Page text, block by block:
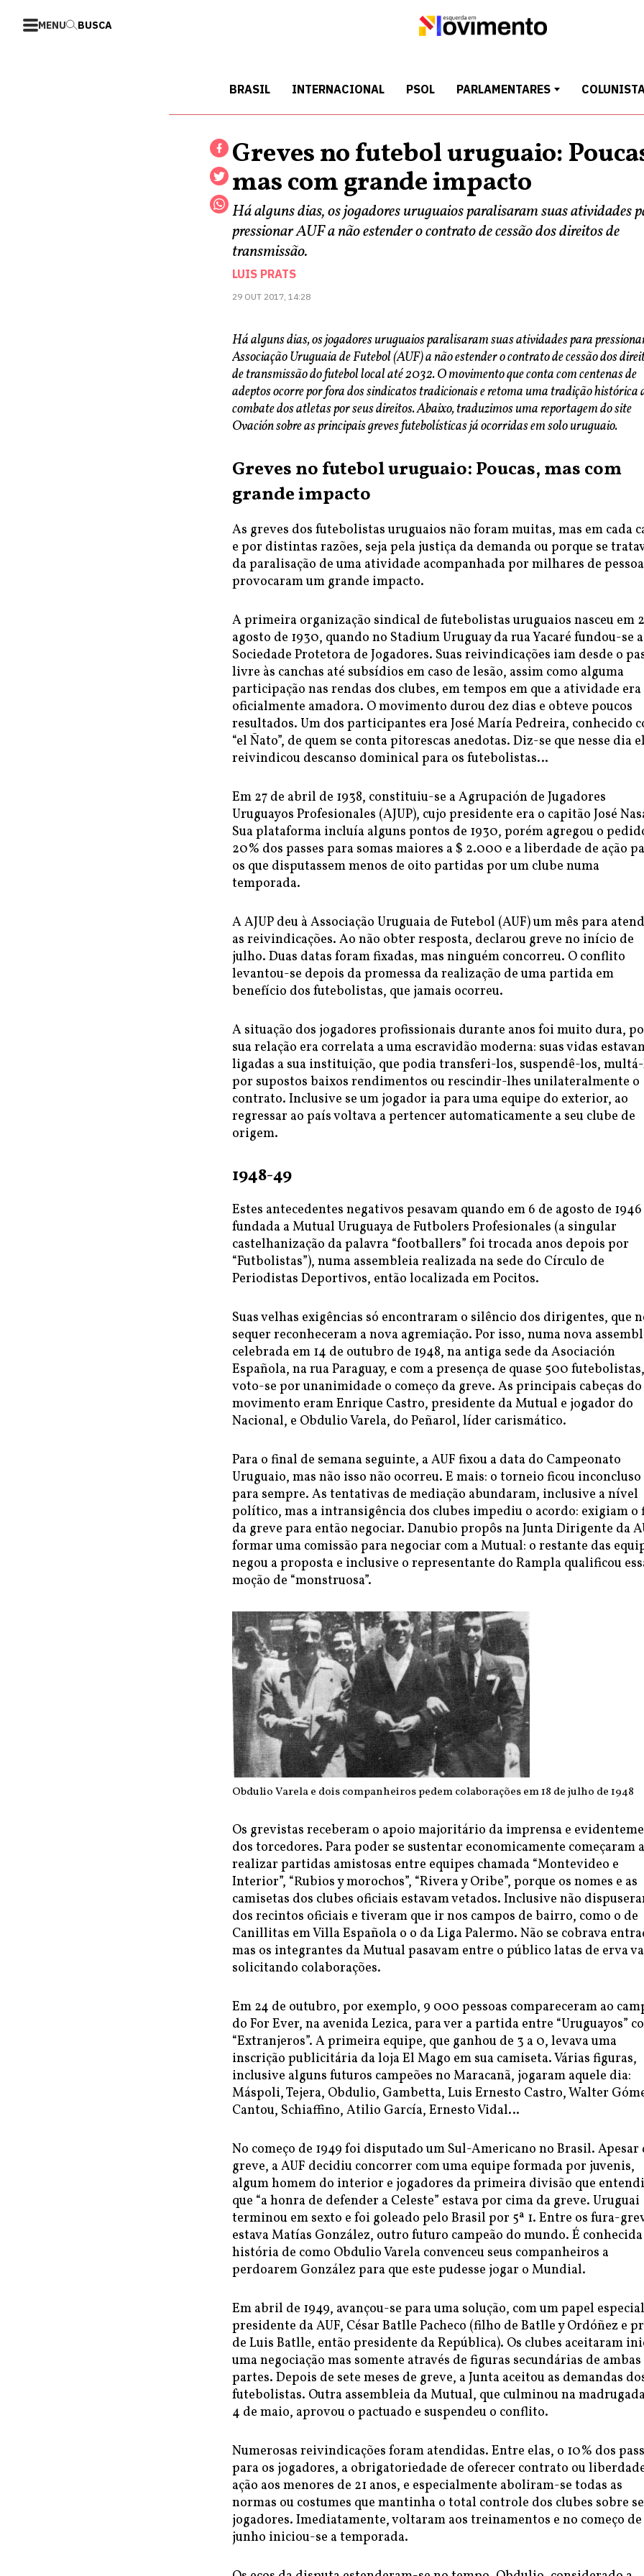
MENU BUSCA
BRASIL INTERNACIONAL PSOL PARLAMENTARES
Greves no futebol uruguaio:
mas com grande impacto
Há alguns dias, os jogadores uruguaios paralisaram suas atividades
pressionar AUF a não estender o contrato de cessão dos direitos de
transmissão.
LUIS PRATS
29 OUT 2017, 14:28
Há alguns dias, os jogadores uruguaios paralisaram suas atividades para
Associação Uruguaia de Futebol (AUF) a não estender o contrato de cessão dos
de transmissão do futebol local até 2032. O movimento que conta com centenas de
adeptos ocorre por fora dos sindicatos tradicionais e retoma uma tradição histórica
combate dos atletas por seus direitos. Abaixo, traduzimos uma reportagem do site
Ovación sobre as principais greves futebolísticas já ocorridas em solo uruguaio.
Greves no futebol uruguaio: Poucas, mas com
grande impacto
As greves dos futebolistas uruguaios não foram muitas, mas em cada
e por distintas razões, seja pela justiça da demanda ou porque se
da paralisação de uma atividade acompanhada por milhares de
provocaram um grande impacto.
A primeira organização sindical de futebolistas uruguaios nasceu em
agosto de 1930, quando no Stadium Uruguay da rua Yacaré fundou-se a
Sociedade Protetora de Jogadores. Suas reivindicações iam desde o
livre às canchas até subsídios em caso de lesão, assim como alguma
participação nas rendas dos clubes, em tempos em que a atividade era
oficialmente amadora. O movimento durou dez dias e obteve poucos
resultados. Um dos participantes era José María Pedreira, conhecido
“el Ñato”, de quem se conta pitorescas anedotas. Diz-se que nesse dia
reivindicou descanso dominical para os futebolistas…
Em 27 de abril de 1938, constituiu-se a Agrupación de Jugadores
Uruguayos Profesionales (AJUP), cujo presidente era o capitão José
Sua plataforma incluía alguns pontos de 1930, porém agregou o
20% dos passes para somas maiores a $ 2.000 e a liberdade de ação
os que disputassem menos de oito partidas por um clube numa
temporada.
A AJUP deu à Associação Uruguaia de Futebol (AUF) um mês para
as reivindicações. Ao não obter resposta, declarou greve no início de
julho. Duas datas foram fixadas, mas ninguém concorreu. O conflito
levantou-se depois da promessa da realização de uma partida em
benefício dos futebolistas, que jamais ocorreu.
A situação dos jogadores profissionais durante anos foi muito dura,
sua relação era correlata a uma escravidão moderna: suas vidas
ligadas a sua instituição, que podia transferi-los, suspendê-los,
por supostos baixos rendimentos ou rescindir-lhes unilateralmente o
contrato. Inclusive se um jogador ia para uma equipe do exterior, ao
regressar ao país voltava a pertencer automaticamente a seu clube de
origem.
1948-49
Estes antecedentes negativos pesavam quando em 6 de agosto de
fundada a Mutual Uruguaya de Futbolers Profesionales (a singular
castelhanização da palavra “footballers” foi trocada anos depois por
“Futbolistas”), numa assembleia realizada na sede do Círculo de
Periodistas Deportivos, então localizada em Pocitos.
Suas velhas exigências só encontraram o silêncio dos dirigentes, que
sequer reconheceram a nova agremiação. Por isso, numa nova
celebrada em 14 de outubro de 1948, na antiga sede da Asociación
Española, na rua Paraguay, e com a presença de quase 500 futebolistas,
voto-se por unanimidade o começo da greve. As principais cabeças do
movimento eram Enrique Castro, presidente da Mutual e jogador do
Nacional, e Obdulio Varela, do Peñarol, líder carismático.
Para o final de semana seguinte, a AUF fixou a data do Campeonato
Uruguaio, mas não isso não ocorreu. E mais: o torneio ficou inconcluso
para sempre. As tentativas de mediação abundaram, inclusive a nível
político, mas a intransigência dos clubes impediu o acordo: exigiam o
da greve para então negociar. Danubio propôs na Junta Dirigente da
formar uma comissão para negociar com a Mutual: o restante das
negou a proposta e inclusive o representante do Rampla qualificou
moção de “monstruosa”.
Obdulio Varela e dois companheiros pedem colaborações em 18 de julho de 1948
Os grevistas receberam o apoio majoritário da imprensa e
dos torcedores. Para poder se sustentar economicamente começaram a
realizar partidas amistosas entre equipes chamada “Montevideo e
Interior”, “Rubios y morochos”, “Rivera y Oribe”, porque os nomes e as
camisetas dos clubes oficiais estavam vetados. Inclusive não
dos recintos oficiais e tiveram que ir nos campos de bairro, como o de
Canillitas em Villa Española o o da Liga Palermo. Não se cobrava
mas os integrantes da Mutual pasavam entre o público latas de erva
solicitando colaborações.
Em 24 de outubro, por exemplo, 9 000 pessoas compareceram ao
do For Ever, na avenida Lezica, para ver a partida entre “Uruguayos”
“Extranjeros”. A primeira equipe, que ganhou de 3 a 0, levava uma
inscrição publicitária da loja El Mago em sua camiseta. Várias figuras,
inclusive alguns futuros campeões no Maracanã, jogaram aquele dia:
Máspoli, Tejera, Obdulio, Gambetta, Luis Ernesto Castro, Walter
Cantou, Schiaffino, Atilio García, Ernesto Vidal…
No começo de 1949 foi disputado um Sul-Americano no Brasil. Apesar
greve, a AUF decidiu concorrer com uma equipe formada por juvenis,
algum homem do interior e jogadores da primeira divisão que
que “a honra de defender a Celeste” estava por cima da greve. Uruguai
terminou em sexto e foi goleado pelo Brasil por 5ª 1. Entre os fura-
estava Matías González, outro futuro campeão do mundo. É conhecida
história de como Obdulio Varela convenceu seus companheiros a
perdoarem González para que este pudesse jogar o Mundial.
Em abril de 1949, avançou-se para uma solução, com um papel
presidente da AUF, César Batlle Pacheco (filho de Batlle y Ordóñez e
de Luis Batlle, então presidente da República). Os clubes aceitaram
uma negociação mas somente através de figuras secundárias de ambas
partes. Depois de sete meses de greve, a Junta aceitou as demandas
futebolistas. Outra assembleia da Mutual, que culminou na
4 de maio, aprovou o pactuado e suspendeu o conflito.
Numerosas reivindicações foram atendidas. Entre elas, o 10% dos
para os jogadores, a obrigatoriedade de oferecer contrato ou
ação aos menores de 21 anos, e especialmente aboliram-se todas as
normas ou costumes que mantinha o total controle dos clubes sobre
jogadores. Imediatamente, voltaram aos treinamentos e no começo de
junho iniciou-se a temporada.